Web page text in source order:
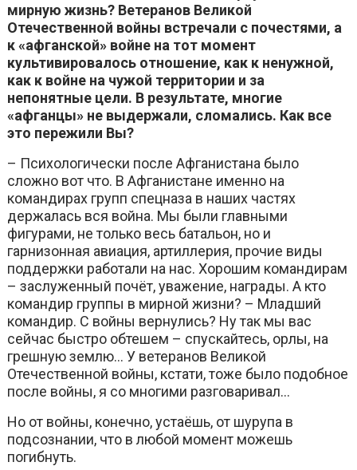
мирную жизнь? Ветеранов Великой
Отечественной войны встречали с почестями, а
к «афганской» войне на тот момент
культивировалось отношение, как к ненужной,
как к войне на чужой территории и за
непонятные цели. В результате, многие
«афганцы» не выдержали, сломались. Как все
это пережили Вы?
– Психологически после Афганистана было
сложно вот что. В Афганистане именно на
командирах групп спецназа в наших частях
держалась вся война. Мы были главными
фигурами, не только весь батальон, но и
гарнизонная авиация, артиллерия, прочие виды
поддержки работали на нас. Хорошим командирам
– заслуженный почёт, уважение, награды. А кто
командир группы в мирной жизни? – Младший
командир. С войны вернулись? Ну так мы вас
сейчас быстро обтешем – спускайтесь, орлы, на
грешную землю… У ветеранов Великой
Отечественной войны, кстати, тоже было подобное
после войны, я со многими разговаривал…
Но от войны, конечно, устаёшь, от шурупа в
подсознании, что в любой момент можешь
погибнуть.